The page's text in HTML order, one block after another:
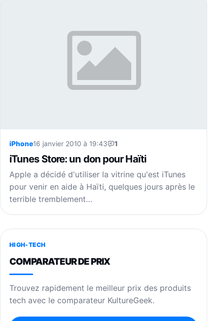
iPhone16 janvier 2010 à 19:43 1
iTunes Store: un don pour Haïti
Apple a décidé d'utiliser la vitrine qu'est iTunes
pour venir en aide à Haïti, quelques jours après le
terrible tremblement…
HIGH-TECH
COMPARATEUR DE PRIX
Trouvez rapidement le meilleur prix des produits
tech avec le comparateur KultureGeek.